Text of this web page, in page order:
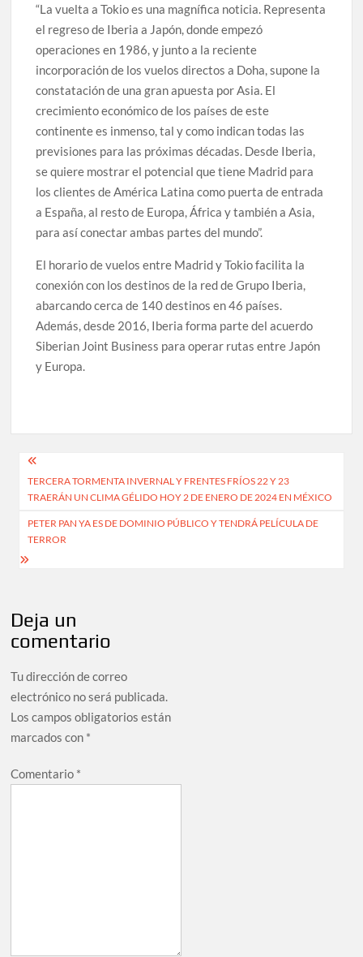
“La vuelta a Tokio es una magnífica noticia. Representa
el regreso de Iberia a Japón, donde empezó
operaciones en 1986, y junto a la reciente
incorporación de los vuelos directos a Doha, supone la
constatación de una gran apuesta por Asia. El
crecimiento económico de los países de este
continente es inmenso, tal y como indican todas las
previsiones para las próximas décadas. Desde Iberia,
se quiere mostrar el potencial que tiene Madrid para
los clientes de América Latina como puerta de entrada
a España, al resto de Europa, África y también a Asia,
para así conectar ambas partes del mundo”.
El horario de vuelos entre Madrid y Tokio facilita la
conexión con los destinos de la red de Grupo Iberia,
abarcando cerca de 140 destinos en 46 países.
Además, desde 2016, Iberia forma parte del acuerdo
Siberian Joint Business para operar rutas entre Japón
y Europa.
Navegación
de
entradas
TERCERA TORMENTA INVERNAL Y FRENTES FRÍOS 22 Y 23
TRAERÁN UN CLIMA GÉLIDO HOY 2 DE ENERO DE 2024 EN MÉXICO
PETER PAN YA ES DE DOMINIO PÚBLICO Y TENDRÁ PELÍCULA DE
TERROR
Deja un
comentario
Tu dirección de correo
electrónico no será publicada.
Los campos obligatorios están
marcados con *
Comentario *